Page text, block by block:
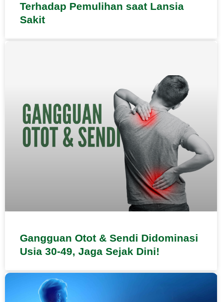
Terhadap Pemulihan saat Lansia
Sakit
Gangguan Otot & Sendi Didominasi
Usia 30-49, Jaga Sejak Dini!